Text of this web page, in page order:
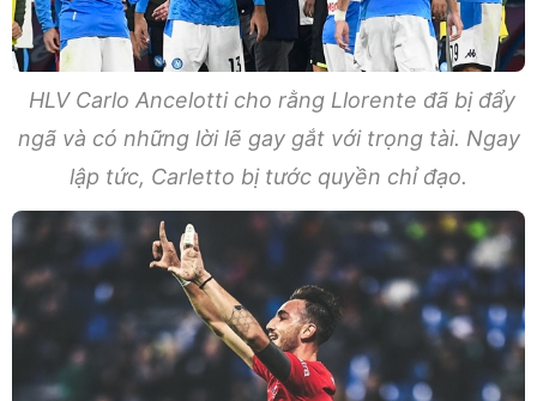
HLV Carlo Ancelotti cho rằng Llorente đã bị đẩy
ngã và có những lời lẽ gay gắt với trọng tài. Ngay
lập tức, Carletto bị tước quyền chỉ đạo.